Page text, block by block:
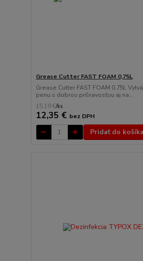
Grease Cutter FAST FOAM 0,75L
Grease Cutter FAST FOAM 0,75L
penu s dobrou priľnavosťou aj na...
15,19 €/ks
12,35 € bez DPH
Pridať do košíka